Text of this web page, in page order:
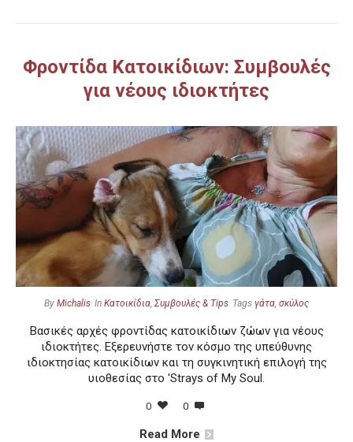
Φροντίδα Κατοικίδιων: Συμβουλές
για νέους ιδιοκτήτες
By Michalis In Κατοικίδια,Συμβουλές & Tips Tags γάτα, σκύλος
Βασικές αρχές φροντίδας κατοικίδιων ζώων για νέους
ιδιοκτήτες. Εξερευνήστε τον κόσμο της υπεύθυνης
ιδιοκτησίας κατοικίδιων και τη συγκινητική επιλογή της
υιοθεσίας στο 'Strays of My Soul.
0 0
Read More